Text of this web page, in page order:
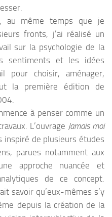
au même temps que je
fronts, j’ai réalisé un
sur la psychologie de la
sentiments et les idées
pour choisir, aménager,
la première édition de
à penser comme un
L’ouvrage Jamais moi
inspiré de plusieurs études
parues notamment aux
approche nuancée et
de ce concept.
savoir qu’eux-mêmes s’y
depuis la création de la